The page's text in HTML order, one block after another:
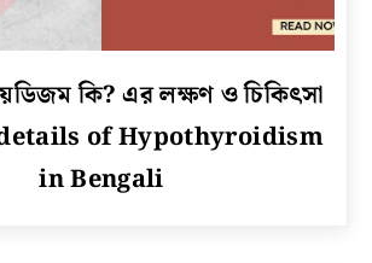
কি? এর লক্ষণ ও চিকিৎসা
details of Hypothyroidism
in Bengali